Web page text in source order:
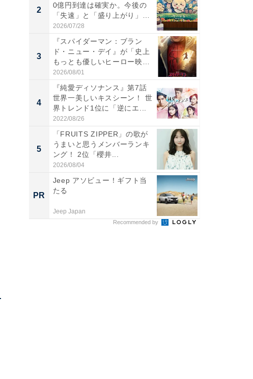
2
0億円到達は確実か。今後の
「失速」と「盛り上がり」
が...
2026/07/28
3
『スパイダーマン：ブラン
ド・ニュー・デイ』が「史上
もっとも優しいヒーロー映
画」に...
2026/08/01
4
『純愛ディソナンス』第7話
世界一美しいキスシーン！ 世
界トレンド1位に「逆にエ...
2022/08/26
5
「FRUITS ZIPPER」の歌が
うまいと思うメンバーランキ
ング！ 2位「櫻井...
2026/08/04
PR
Jeep アソビュー！ギフト当
たる
Jeep Japan
Recommended by